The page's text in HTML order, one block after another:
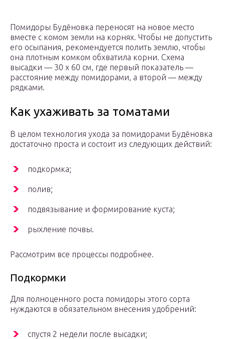
Помидоры Будёновка переносят на новое место
вместе с комом земли на корнях. Чтобы не допустить
его осыпания, рекомендуется полить землю, чтобы
она плотным комком обхватила корни. Схема
высадки — 30 х 60 см, где первый показатель —
расстояние между помидорами, а второй — между
рядками.
Как ухаживать за томатами
В целом технология ухода за помидорами Будёновка
достаточно проста и состоит из следующих действий:
подкормка;
полив;
подвязывание и формирование куста;
рыхление почвы.
Рассмотрим все процессы подробнее.
Подкормки
Для полноценного роста помидоры этого сорта
нуждаются в обязательном внесения удобрений:
спустя 2 недели после высадки;